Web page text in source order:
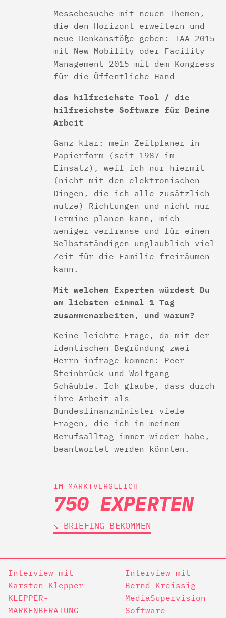
Messebesuche mit neuen Themen,
die den Horizont erweitern und
neue Denkanstöße geben: IAA 2015
mit New Mobility oder Facility
Management 2015 mit dem Kongress
für die Öffentliche Hand
das hilfreichste Tool / die
hilfreichste Software für Deine
Arbeit
Ganz klar: mein Zeitplaner in
Papierform (seit 1987 im
Einsatz), weil ich nur hiermit
(nicht mit den elektronischen
Dingen, die ich alle zusätzlich
nutze) Richtungen und nicht nur
Termine planen kann, mich
weniger verfranse und für einen
Selbstständigen unglaublich viel
Zeit für die Familie freiräumen
kann.
Mit welchem Experten würdest Du
am liebsten einmal 1 Tag
zusammenarbeiten, und warum?
Keine leichte Frage, da mit der
identischen Begründung zwei
Herrn infrage kommen: Peer
Steinbrück und Wolfgang
Schäuble. Ich glaube, dass durch
ihre Arbeit als
Bundesfinanzminister viele
Fragen, die ich in meinem
Berufsalltag immer wieder habe,
beantwortet werden könnten.
IM MARKTVERGLEICH
750 EXPERTEN
↘︎ BRIEFING BEKOMMEN
Interview mit
Karsten Klepper –
KLEPPER-
MARKENBERATUNG –
Interview mit
Bernd Kreissig –
MediaSupervision
Software